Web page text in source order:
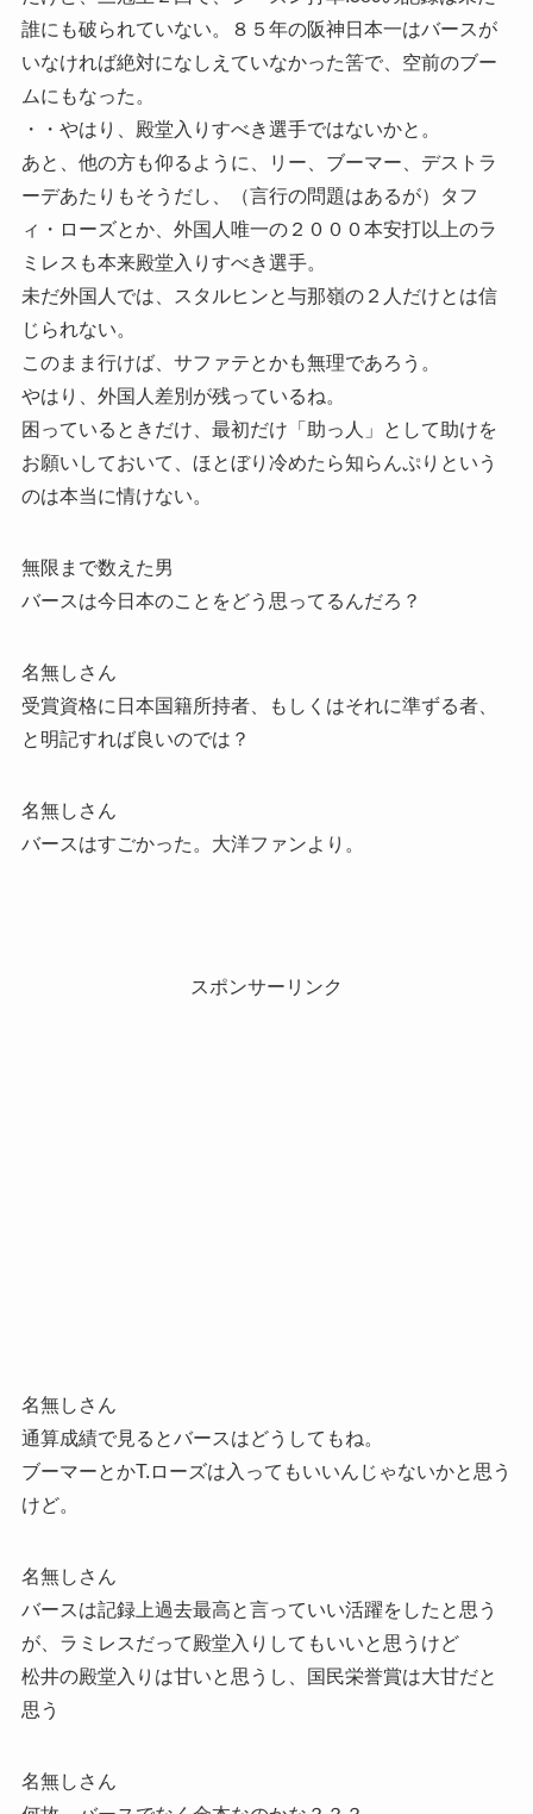
誰にも破られていない。８５年の阪神日本一はバースが
いなければ絶対になしえていなかった筈で、空前のブー
ムにもなった。
・・やはり、殿堂入りすべき選手ではないかと。
あと、他の方も仰るように、リー、ブーマー、デストラ
ーデあたりもそうだし、（言行の問題はあるが）タフ
ィ・ローズとか、外国人唯一の２０００本安打以上のラ
ミレスも本来殿堂入りすべき選手。
未だ外国人では、スタルヒンと与那嶺の２人だけとは信
じられない。
このまま行けば、サファテとかも無理であろう。
やはり、外国人差別が残っているね。
困っているときだけ、最初だけ「助っ人」として助けを
お願いしておいて、ほとぼり冷めたら知らんぷりという
のは本当に情けない。
無限まで数えた男
バースは今日本のことをどう思ってるんだろ？
名無しさん
受賞資格に日本国籍所持者、もしくはそれに準ずる者、
と明記すれば良いのでは？
名無しさん
バースはすごかった。大洋ファンより。
スポンサーリンク
名無しさん
通算成績で見るとバースはどうしてもね。
ブーマーとかT.ローズは入ってもいいんじゃないかと思う
けど。
名無しさん
バースは記録上過去最高と言っていい活躍をしたと思う
が、ラミレスだって殿堂入りしてもいいと思うけど
松井の殿堂入りは甘いと思うし、国民栄誉賞は大甘だと
思う
名無しさん